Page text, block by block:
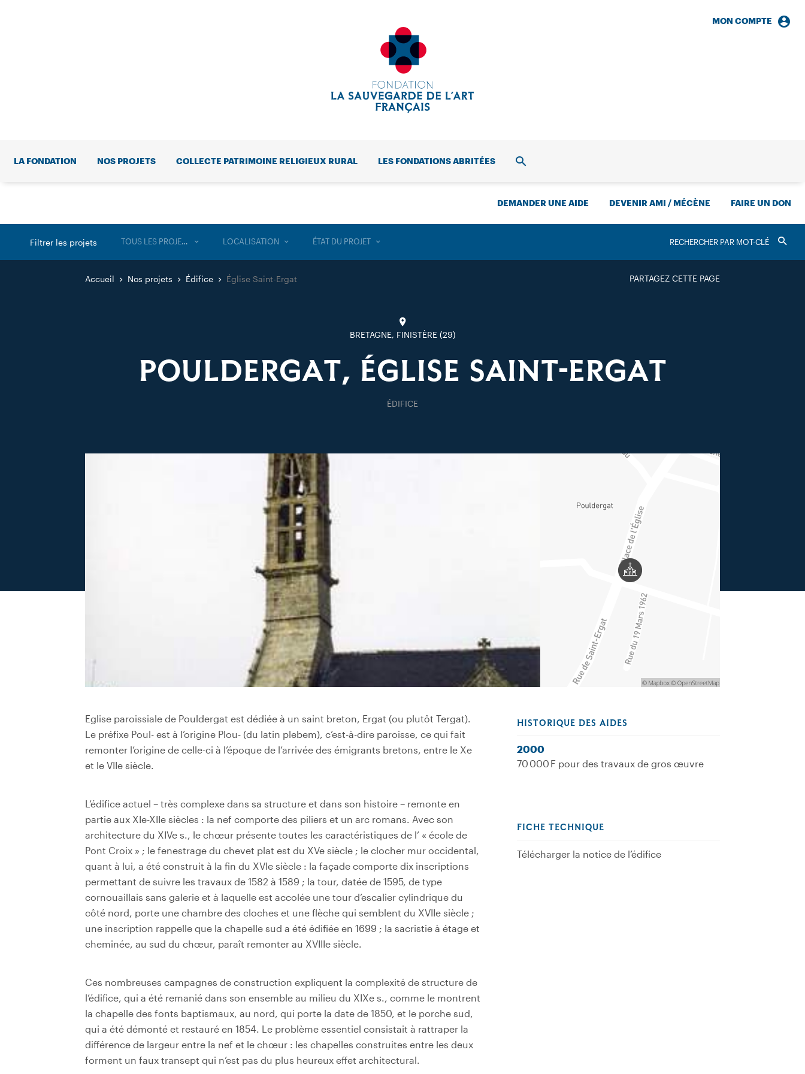
MON COMPTE
LA FONDATION NOS PROJETS COLLECTE PATRIMOINE RELIGIEUX RURAL LES FONDATIONS ABRITÉES RECHERCHE
DEMANDER UNE AIDE DEVENIR AMI / MÉCÈNE FAIRE UN DON
Filtrer les projets
Valider
TOUS LES PROJETS LOCALISATION ÉTAT DU PROJET
PARTAGEZ CETTE PAGE
Accueil Nos projets Édifice Église Saint-Ergat
BRETAGNE, FINISTÈRE (29)
POULDERGAT, ÉGLISE SAINT-ERGAT
ÉDIFICE
Eglise paroissiale de Pouldergat est dédiée à un saint breton, Ergat (ou plutôt Tergat).
Le préfixe Poul- est à l’origine Plou- (du latin plebem), c’est-à-dire paroisse, ce qui fait
remonter l’origine de celle-ci à l’époque de l’arrivée des émigrants bretons, entre le Xe
et le VIIe siècle.
L’édifice actuel – très complexe dans sa structure et dans son histoire – remonte en
partie aux XIe-XIIe siècles : la nef comporte des piliers et un arc romans. Avec son
architecture du XIVe s., le chœur présente toutes les caractéristiques de l’ « école de
Pont­ Croix » ; le fenestrage du chevet plat est du XVe siècle ; le clocher­ mur occidental,
quant à lui, a été construit à la fin du XVIe siècle : la façade comporte dix inscriptions
permettant de suivre les travaux de 1582 à 1589 ; la tour, datée de 1595, de type
cornouaillais sans galerie et à laquelle est accolée une tour d’escalier cylindrique du
côté nord, porte une chambre des cloches et une flèche qui semblent du XVIIe siècle ;
une inscription rappelle que la chapelle sud a été édifiée en 1699 ; la sacristie à étage et
cheminée, au sud du chœur, paraît remonter au XVIIIe siècle.
Ces nombreuses campagnes de construction expliquent la complexité de structure de
l’édifice, qui a été remanié dans son ensemble au milieu du XIXe s., comme le montrent
la chapelle des fonts baptismaux, au nord, qui porte la date de 1850, et le porche sud,
qui a été démonté et restauré en 1854. Le problème essentiel consistait à rattraper la
différence de largeur entre la nef et le chœur : les chapelles construites entre les deux
forment un faux transept qui n’est pas du plus heureux effet architectural.
HISTORIQUE DES AIDES
2000
70 000 F pour des travaux de gros œuvre
FICHE TECHNIQUE
Télécharger la notice de l’édifice